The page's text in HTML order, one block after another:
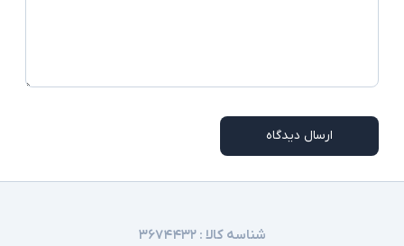
ارسال دیدگاه
شناسه کالا :۳۶۷۴۴۳۲